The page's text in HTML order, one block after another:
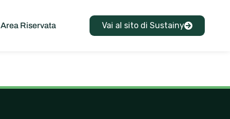
Area Riservata Vai al sito di Sustainy